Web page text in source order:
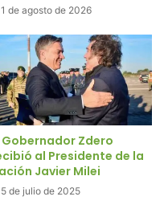
1 de agosto de 2026
Gobernador Zdero
al Presidente de la
Javier Milei
5 de julio de 2025